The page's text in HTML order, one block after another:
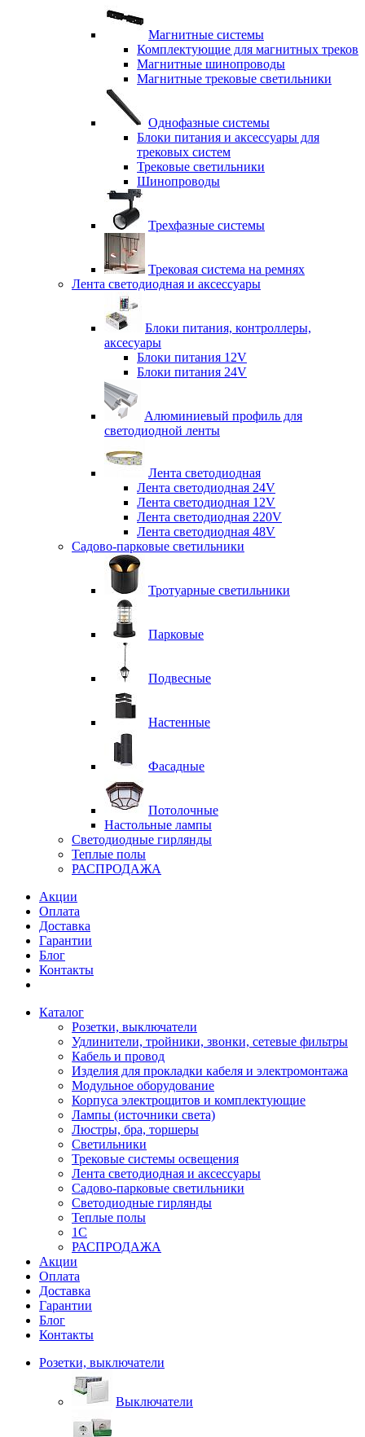
Магнитные системы
Комплектующие для магнитных треков
Магнитные шинопроводы
Магнитные трековые светильники
Однофазные системы
Блоки питания и аксессуары для
трековых систем
Трековые светильники
Шинопроводы
Трехфазные системы
Трековая система на ремнях
Лента светодиодная и аксессуары
Блоки питания, контроллеры,
аксесуары
Блоки питания 12V
Блоки питания 24V
Алюминиевый профиль для
светодиодной ленты
Лента светодиодная
Лента светодиодная 24V
Лента светодиодная 12V
Лента светодиодная 220V
Лента светодиодная 48V
Садово-парковые светильники
Тротуарные светильники
Парковые
Подвесные
Настенные
Фасадные
Потолочные
Настольные лампы
Светодиодные гирлянды
Теплые полы
РАСПРОДАЖА
Акции
Оплата
Доставка
Гарантии
Блог
Контакты
Каталог
Розетки, выключатели
Удлинители, тройники, звонки, сетевые фильтры
Кабель и провод
Изделия для прокладки кабеля и электромонтажа
Модульное оборудование
Корпуса электрощитов и комплектующие
Лампы (источники света)
Люстры, бра, торшеры
Светильники
Трековые системы освещения
Лента светодиодная и аксессуары
Садово-парковые светильники
Светодиодные гирлянды
Теплые полы
1С
РАСПРОДАЖА
Акции
Оплата
Доставка
Гарантии
Блог
Контакты
Розетки, выключатели
Выключатели